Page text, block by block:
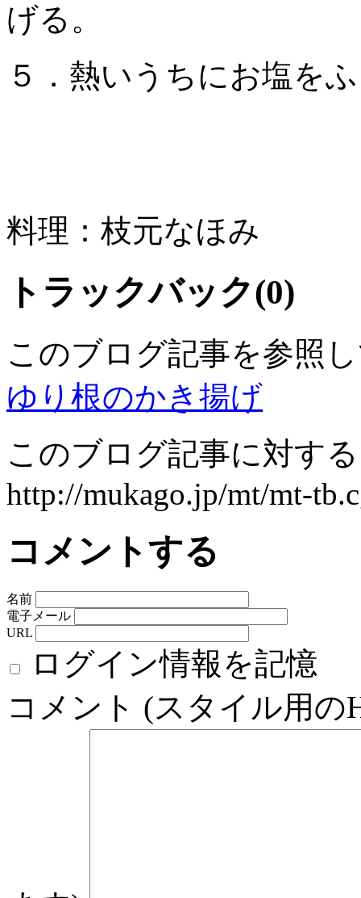
げる。
５．熱いうちにお塩を
料理：枝元なほみ
トラックバック(0)
このブログ記事を参照
ゆり根のかき揚げ
このブログ記事に対す
http://mukago.jp/mt/mt-
コメントする
名前
電子メール
URL
ログイン情報を記憶
コメント (スタイル用